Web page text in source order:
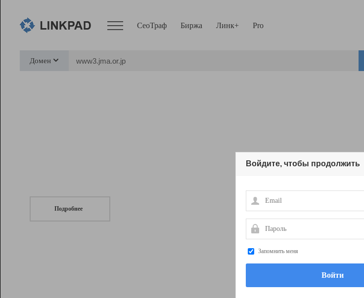
СеоТраф Биржа Линк+ Pro
Домен
Подробнее
Войдите, чтобы продолжить
Email
Пароль
Запомнить меня